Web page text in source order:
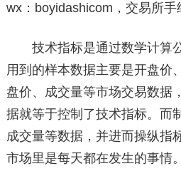
wx：boyidashicom，交易所手
技术指标是通过数学计算公
用到的样本数据主要是开盘价
盘价、成交量等市场交易数据
据就等于控制了技术指标。而
成交量等数据，并进而操纵指
市场里是每天都在发生的事情。